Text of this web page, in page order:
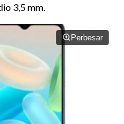
3,5 mm.
Perbesar